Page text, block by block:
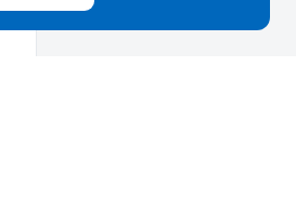
почтовом ящике